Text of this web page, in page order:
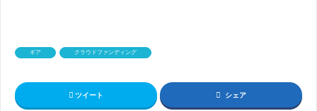
ギア クラウドファンディング
ツイート シェア